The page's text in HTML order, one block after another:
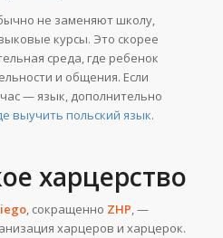
не заменяют школу,
курсы. Это скорее
среда, где ребенок
и общения. Если
— язык, дополнительно
выучить польский язык.
харцерство
, сокращенно ZHP, —
харцеров и харцерок.